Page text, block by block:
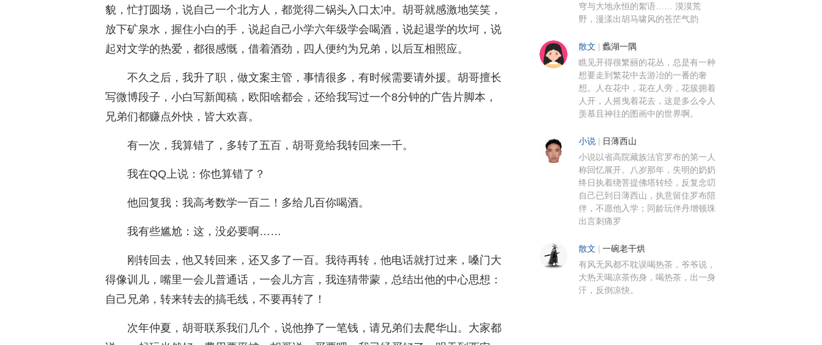
貌，忙打圆场，说自己一个北方人，都觉得二锅头入口太冲。胡哥就感激地笑笑，
放下矿泉水，握住小白的手，说起自己小学六年级学会喝酒，说起退学的坎坷，说
起对文学的热爱，都很感慨，借着酒劲，四人便约为兄弟，以后互相照应。
不久之后，我升了职，做文案主管，事情很多，有时候需要请外援。胡哥擅长
写微博段子，小白写新闻稿，欧阳啥都会，还给我写过一个8分钟的广告片脚本，
兄弟们都赚点外快，皆大欢喜。
有一次，我算错了，多转了五百，胡哥竟给我转回来一千。
我在QQ上说：你也算错了？
他回复我：我高考数学一百二！多给几百你喝酒。
我有些尴尬：这，没必要啊……
刚转回去，他又转回来，还又多了一百。我待再转，他电话就打过来，嗓门大
得像训儿，嘴里一会儿普通话，一会儿方言，我连猜带蒙，总结出他的中心思想：
自己兄弟，转来转去的搞毛线，不要再转了！
次年仲夏，胡哥联系我们几个，说他挣了一笔钱，请兄弟们去爬华山。大家都
穹与大地永恒的絮语…… 漠漠荒
野，漫漾出胡马啸风的苍茫气韵
散文 蠡湖一隅
瞧见开得很繁丽的花丛，总是有一种
想要走到繁花中去游冶的一番的奢
想。人在花中，花在人旁，花簇拥着
人开，人摇曳着花去，这是多么令人
羡慕且神往的图画中的世界啊。
小说 日薄西山
小说以省高院藏族法官罗布的第一人
称回忆展开。八岁那年，失明的奶奶
终日执着绕菩提佛塔转经，反复念叨
自己已到日薄西山，执意留住罗布陪
伴，不愿他入学；同龄玩伴丹增顿珠
出言刺痛罗
散文 一碗老干烘
有风无风都不耽误喝热茶，爷爷说，
大热天喝凉茶伤身，喝热茶，出一身
汗，反倒凉快。